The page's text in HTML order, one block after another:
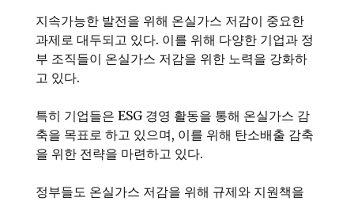
지속가능한 발전을 위해 온실가스 저감이 중요한
과제로 대두되고 있다. 이를 위해 다양한 기업과 정
부 조직들이 온실가스 저감을 위한 노력을 강화하
고 있다.
특히 기업들은 ESG 경영 활동을 통해 온실가스 감
축을 목표로 하고 있으며, 이를 위해 탄소배출 감축
을 위한 전략을 마련하고 있다.
정부들도 온실가스 저감을 위해 규제와 지원책을